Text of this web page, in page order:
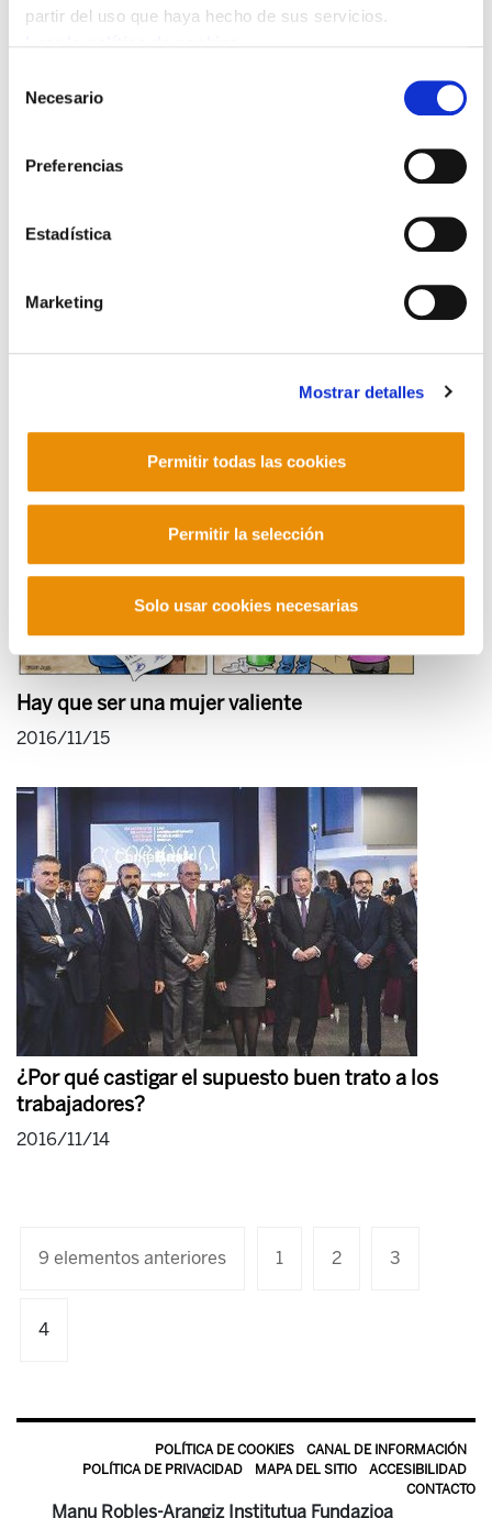
partir del uso que haya hecho de sus servicios.
Necesario
Preferencias
Estadística
Marketing
Mostrar detalles
Permitir todas las cookies
Permitir la selección
Solo usar cookies necesarias
"Me han despedido por impulsar elecciones
Hay que ser una mujer valiente
2016/11/15
¿Por qué castigar el supuesto buen trato a los
trabajadores?
2016/11/14
9 elementos anteriores 1 2 3
4
POLÍTICA DE COOKIES
CANAL DE INFORMACIÓN
POLÍTICA DE PRIVACIDAD
MAPA DEL SITIO
ACCESIBILIDAD
CONTACTO
Manu Robles-Arangiz Institutua Fundazioa